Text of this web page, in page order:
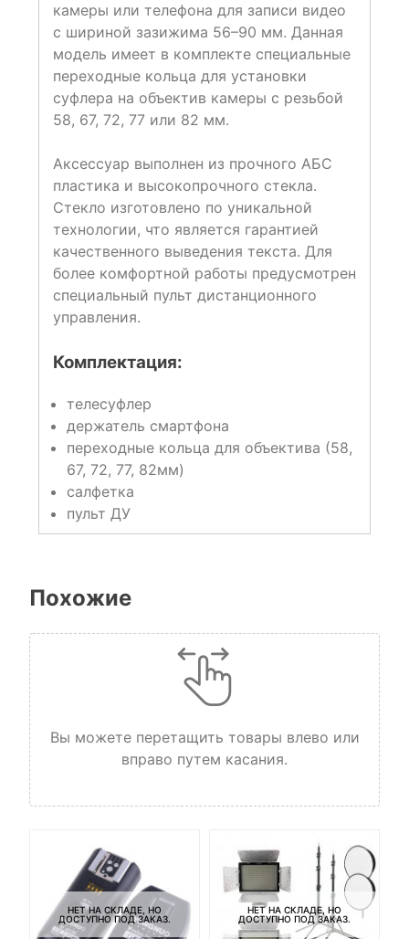
камеры или телефона для записи видео
с шириной зазижима 56–90 мм. Данная
модель имеет в комплекте специальные
переходные кольца для установки
суфлера на объектив камеры с резьбой
58, 67, 72, 77 или 82 мм.
Аксессуар выполнен из прочного АБС
пластика и высокопрочного стекла.
Стекло изготовлено по уникальной
технологии, что является гарантией
качественного выведения текста. Для
более комфортной работы предусмотрен
специальный пульт дистанционного
управления.
Комплектация:
телесуфлер
держатель смартфона
переходные кольца для объектива (58,
67, 72, 77, 82мм)
салфетка
пульт ДУ
Похожие
Вы можете перетащить товары влево или
вправо путем касания.
НЕТ НА СКЛАДЕ, НО
ДОСТУПНО ПОД ЗАКАЗ.
НЕТ НА СКЛАДЕ, НО
ДОСТУПНО ПОД ЗАКАЗ.